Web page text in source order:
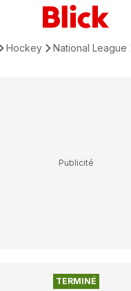
Hockey National League
TERMINÉ